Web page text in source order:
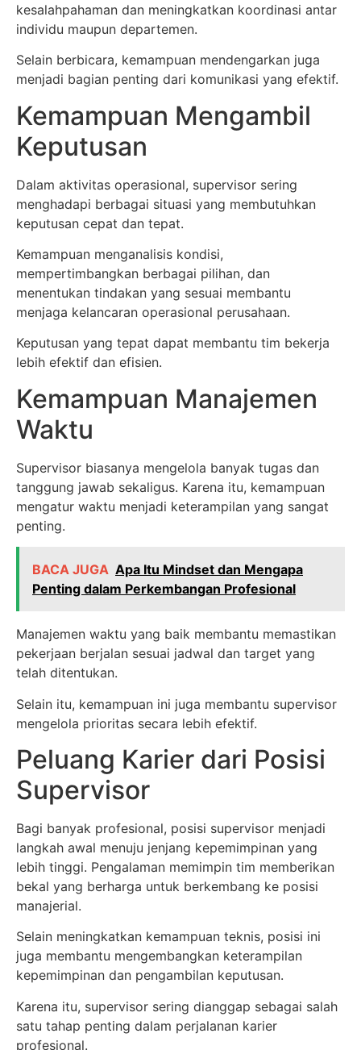
kesalahpahaman dan meningkatkan koordinasi antar
individu maupun departemen.
Selain berbicara, kemampuan mendengarkan juga
menjadi bagian penting dari komunikasi yang efektif.
Kemampuan Mengambil
Keputusan
Dalam aktivitas operasional, supervisor sering
menghadapi berbagai situasi yang membutuhkan
keputusan cepat dan tepat.
Kemampuan menganalisis kondisi,
mempertimbangkan berbagai pilihan, dan
menentukan tindakan yang sesuai membantu
menjaga kelancaran operasional perusahaan.
Keputusan yang tepat dapat membantu tim bekerja
lebih efektif dan efisien.
Kemampuan Manajemen
Waktu
Supervisor biasanya mengelola banyak tugas dan
tanggung jawab sekaligus. Karena itu, kemampuan
mengatur waktu menjadi keterampilan yang sangat
penting.
BACA JUGA Apa Itu Mindset dan Mengapa
Penting dalam Perkembangan Profesional
Manajemen waktu yang baik membantu memastikan
pekerjaan berjalan sesuai jadwal dan target yang
telah ditentukan.
Selain itu, kemampuan ini juga membantu supervisor
mengelola prioritas secara lebih efektif.
Peluang Karier dari Posisi
Supervisor
Bagi banyak profesional, posisi supervisor menjadi
langkah awal menuju jenjang kepemimpinan yang
lebih tinggi. Pengalaman memimpin tim memberikan
bekal yang berharga untuk berkembang ke posisi
manajerial.
Selain meningkatkan kemampuan teknis, posisi ini
juga membantu mengembangkan keterampilan
kepemimpinan dan pengambilan keputusan.
Karena itu, supervisor sering dianggap sebagai salah
satu tahap penting dalam perjalanan karier
profesional.